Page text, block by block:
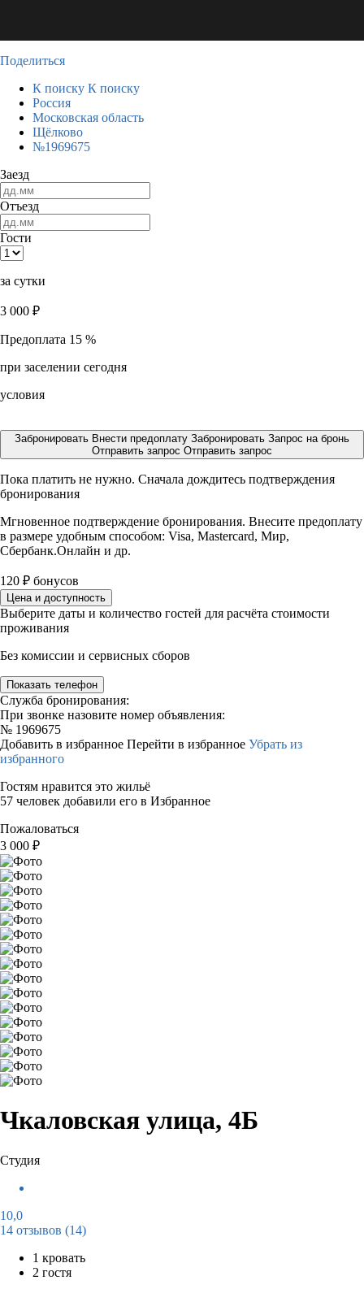
Поделиться
К поиску К поиску
Россия
Московская область
Щёлково
№1969675
Заезд
Отъезд
Гости
за сутки
3 000 ₽
Предоплата 15 %
при заселении сегодня
условия
Забронировать Внести предоплату Забронировать Запрос на бронь
Отправить запрос Отправить запрос
Пока платить не нужно. Сначала дождитесь подтверждения
бронирования
Мгновенное подтверждение бронирования. Внесите предоплату
в размере удобным способом: Visa, Mastercard, Мир,
Сбербанк.Онлайн и др.
120 ₽ бонусов
Цена и доступность
Выберите даты и количество гостей для расчёта стоимости
проживания
Без комиссии и сервисных сборов
Показать телефон
Служба бронирования:
При звонке назовите номер объявления:
№ 1969675
Добавить в избранное Перейти в избранное Убрать из
избранного
Гостям нравится это жильё
57 человек добавили его в Избранное
Пожаловаться
3 000 ₽
Чкаловская улица, 4Б
Студия
10,0
14 отзывов (14)
1 кровать
2 гостя